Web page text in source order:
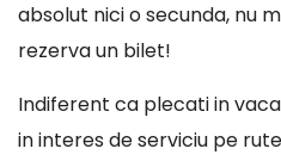
absolut nici o secunda, nu
rezerva un bilet!
Indiferent ca plecati in
in interes de serviciu pe